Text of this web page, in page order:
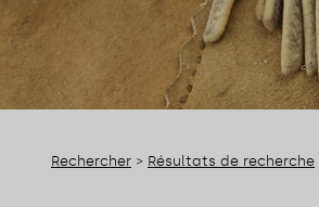
Rechercher > Résultats de recherche